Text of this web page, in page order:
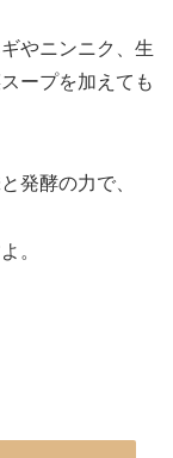
やニンニク、生
ープを加えても
発酵の力で、
。